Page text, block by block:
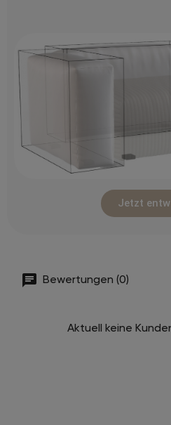
Jetzt
Bewertungen (0)
Aktuell keine